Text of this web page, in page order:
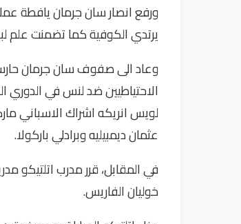
ورفع انصار سان جرمان يافطة
يرتدي الكوفية كما تضمنت علم
وعاد الى صفوف سان جرمان حارس
الاحتياطيين ضد لنس في الدوري
لويس انريكه اشراك الاسباني
عثمان ديمبيليه وبرادلي باركولا.
في المقابل، قرر مدرب اتلتيكو
خوليان الفاريس.